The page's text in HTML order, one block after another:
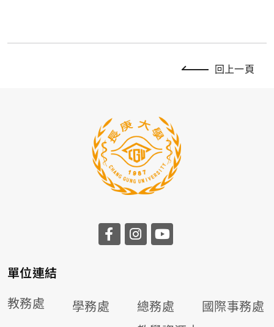
回上一頁
前往長庚大學facebook
前往長庚大學
單位連結
教務處
學務處 總務處
國際事務處